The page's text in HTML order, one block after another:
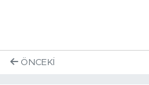
ÖNCEKI